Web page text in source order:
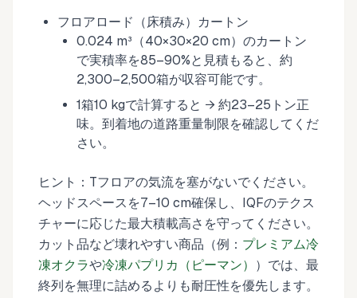
フロアロード（床積み）カートン
0.024 m³（40×30×20 cm）のカートン
で実積率を85–90%と見積もると、約
2,300–2,500箱が収容可能です。
1箱10 kgで計算すると → 約23–25トン正
味。到着地の道路重量制限を確認してくだ
さい。
ヒント：Tフロアの気流を塞がないでください。
ヘッドスペースを7–10 cm確保し、IQFのテクス
チャーに応じた最大積載高さを守ってください。
カット品など壊れやすい商品（例： プレミアム冷
凍オクラや冷凍パプリカ（ピーマン）
）では、最
終列を無理に詰めるよりも耐圧性を優先します。